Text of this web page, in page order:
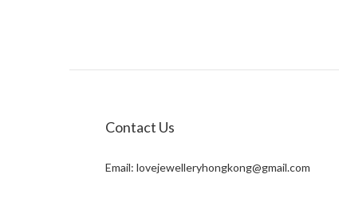
Contact Us
Email: lovejewelleryhongkong@gmail.com